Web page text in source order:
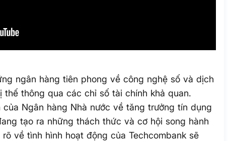
ngân hàng tiên phong về công nghệ số và dịch
thông qua các chỉ số tài chính khả quan.
Ngân hàng Nhà nước về tăng trưởng tín dụng
tạo ra những thách thức và cơ hội song hành
về tình hình hoạt động của Techcombank sẽ